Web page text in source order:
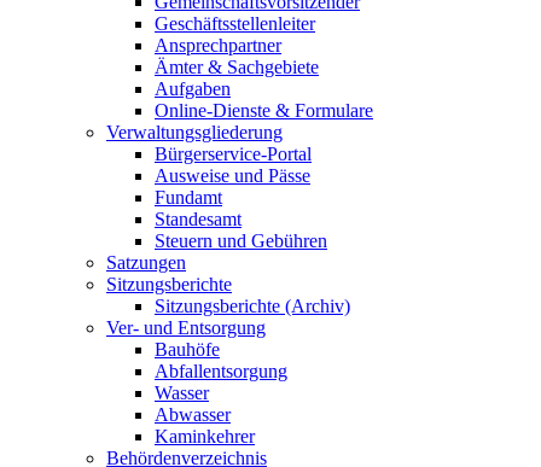
Geschäftsstellenleiter
Ansprechpartner
Ämter & Sachgebiete
Aufgaben
Online-Dienste & Formulare
Verwaltungsgliederung
Bürgerservice-Portal
Ausweise und Pässe
Fundamt
Standesamt
Steuern und Gebühren
Satzungen
Sitzungsberichte
Sitzungsberichte (Archiv)
Ver- und Entsorgung
Bauhöfe
Abfallentsorgung
Wasser
Abwasser
Kaminkehrer
Behördenverzeichnis